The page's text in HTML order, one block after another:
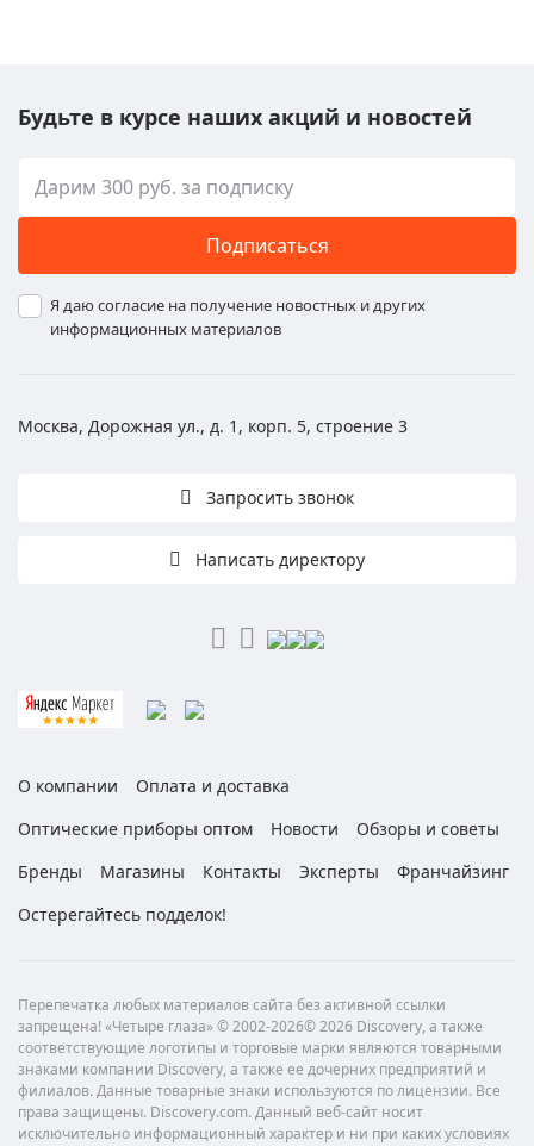
Будьте в курсе наших акций и новостей
Подписаться
Я даю согласие на получение новостных и других
информационных материалов
Москва, Дорожная ул., д. 1, корп. 5, строение 3
Запросить звонок
Написать директору
О компании
Оплата и доставка
Оптические приборы оптом
Новости
Обзоры и советы
Бренды
Магазины Контакты Эксперты
Франчайзинг
Остерегайтесь подделок!
Перепечатка любых материалов сайта без активной ссылки
запрещена! «Четыре глаза» © 2002-2026© 2026 Discovery, а также
соответствующие логотипы и торговые марки являются товарными
знаками компании Discovery, а также ее дочерних предприятий и
филиалов. Данные товарные знаки используются по лицензии. Все
права защищены. Discovery.com. Данный веб-сайт носит
исключительно информационный характер и ни при каких условиях